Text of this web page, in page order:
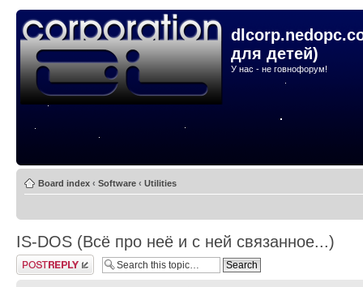
для детей)
У нас - не говнофорум!
Board index ‹ Software ‹ Utilities
IS-DOS (Всё про неё и с ней связанное...)
Post a reply